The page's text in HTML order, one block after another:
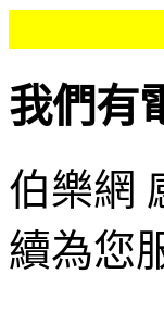
我們有
伯樂網
續為您